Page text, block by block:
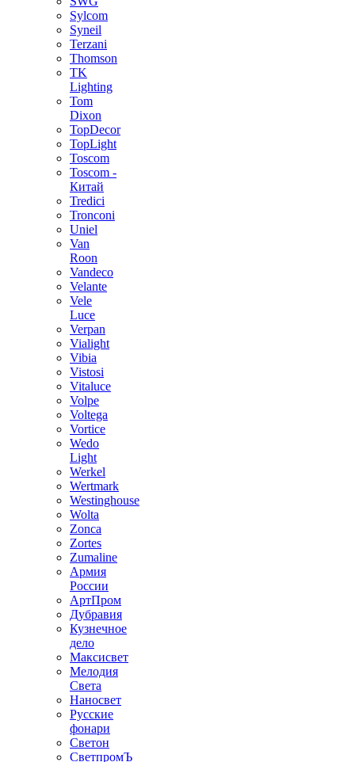
Sylcom
Syneil
Terzani
Thomson
TK
Lighting
Tom
Dixon
TopDecor
TopLight
Toscom
Toscom -
Китай
Tredici
Tronconi
Uniel
Van
Roon
Vandeco
Velante
Vele
Luce
Verpan
Vialight
Vibia
Vistosi
Vitaluce
Volpe
Voltega
Vortice
Wedo
Light
Werkel
Wertmark
Westinghouse
Wolta
Zonca
Zortes
Zumaline
Армия
России
АртПром
Дубравия
Кузнечное
дело
Максисвет
Мелодия
Света
Наносвет
Русские
фонари
Светон
СветпромЪ